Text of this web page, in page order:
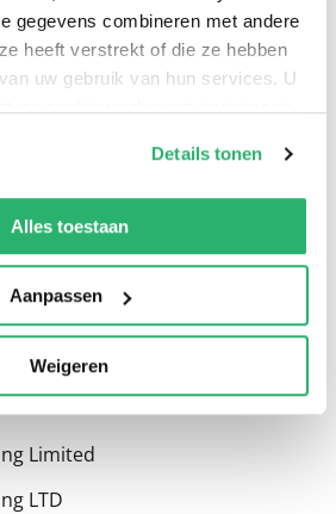
gegevens combineren met andere
heeft verstrekt of die ze hebben
uw gebruik van hun services. U
verwerken.
Details tonen
Alles toestaan
Aanpassen
Weigeren
Limited
LTD